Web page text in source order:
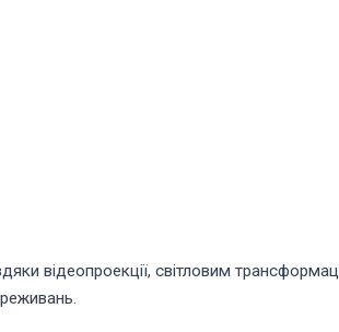
відеопроекції, світловим